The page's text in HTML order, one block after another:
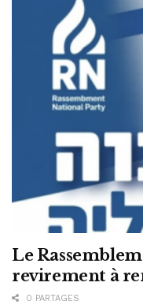
Le
revirement à
0 PARTAGES